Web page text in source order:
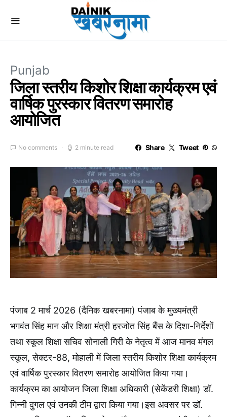
Punjab
जिला स्तरीय किशोर शिक्षा कार्यक्रम एवं
वार्षिक पुरस्कार वितरण समारोह
आयोजित
No comments 2 minute read Share Tweet
पंजाब 2 मार्च 2026 (दैनिक खबरनामा) पंजाब के मुख्यमंत्री
भगवंत सिंह मान और शिक्षा मंत्री हरजोत सिंह बैंस के दिशा-निर्देशों
तथा स्कूल शिक्षा सचिव सोनाली गिरी के नेतृत्व में आज मानव मंगल
स्कूल, सेक्टर-88, मोहाली में जिला स्तरीय किशोर शिक्षा कार्यक्रम
एवं वार्षिक पुरस्कार वितरण समारोह आयोजित किया गया।
कार्यक्रम का आयोजन जिला शिक्षा अधिकारी (सेकेंडरी शिक्षा) डॉ.
गिन्नी दुगल एवं उनकी टीम द्वारा किया गया।इस अवसर पर डॉ.